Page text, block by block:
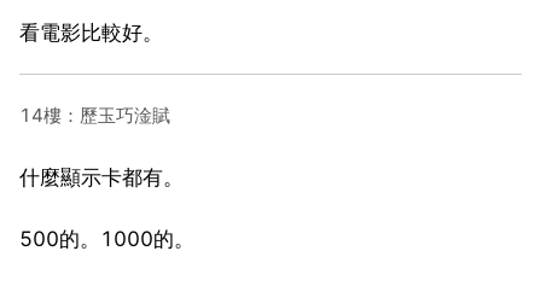
看電影比較好。
14樓：歷玉巧淦賦
什麼顯示卡都有。
500的。1000的。